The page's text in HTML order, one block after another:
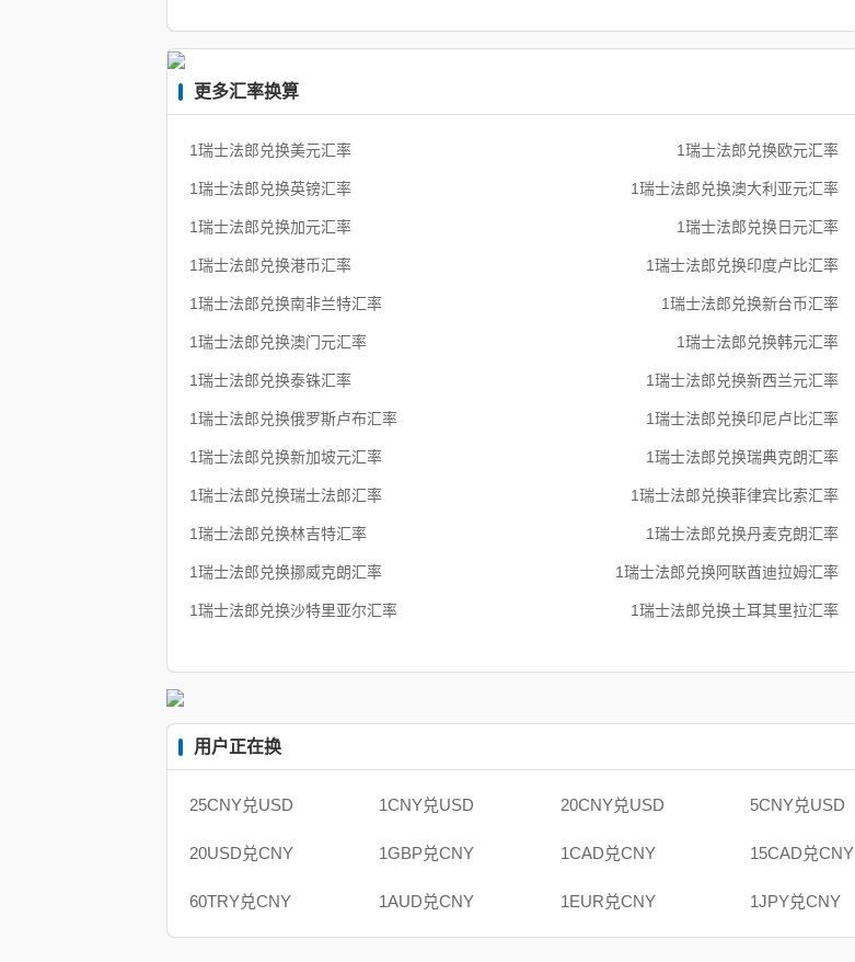
更多汇率换算
1瑞士法郎兑换美元汇率 1瑞士法郎兑换欧元汇率
1瑞士法郎兑换英镑汇率 1瑞士法郎兑换澳大利亚元汇率
1瑞士法郎兑换加元汇率 1瑞士法郎兑换日元汇率
1瑞士法郎兑换港币汇率 1瑞士法郎兑换印度卢比汇率
1瑞士法郎兑换南非兰特汇率 1瑞士法郎兑换新台币汇率
1瑞士法郎兑换澳门元汇率 1瑞士法郎兑换韩元汇率
1瑞士法郎兑换泰铢汇率 1瑞士法郎兑换新西兰元汇率
1瑞士法郎兑换俄罗斯卢布汇率 1瑞士法郎兑换印尼卢比汇率
1瑞士法郎兑换新加坡元汇率 1瑞士法郎兑换瑞典克朗汇率
1瑞士法郎兑换瑞士法郎汇率 1瑞士法郎兑换菲律宾比索汇率
1瑞士法郎兑换林吉特汇率 1瑞士法郎兑换丹麦克朗汇率
1瑞士法郎兑换挪威克朗汇率 1瑞士法郎兑换阿联酋迪拉姆汇率
1瑞士法郎兑换沙特里亚尔汇率 1瑞士法郎兑换土耳其里拉汇率
用户正在换
25CNY兑USD 1CNY兑USD 20CNY兑USD 5CNY兑USD
20USD兑CNY 1GBP兑CNY 1CAD兑CNY 15CAD兑CNY
60TRY兑CNY 1AUD兑CNY 1EUR兑CNY 1JPY兑CNY